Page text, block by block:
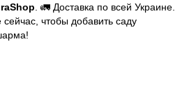
. 🚛 Доставка по всей Украине.
чтобы добавить саду